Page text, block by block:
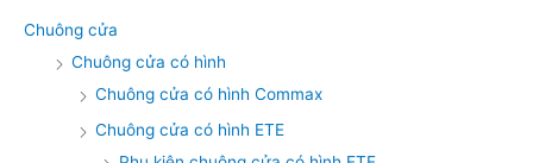
Chuông cửa
Chuông cửa có hình
Chuông cửa có hình Commax
Chuông cửa có hình ETE